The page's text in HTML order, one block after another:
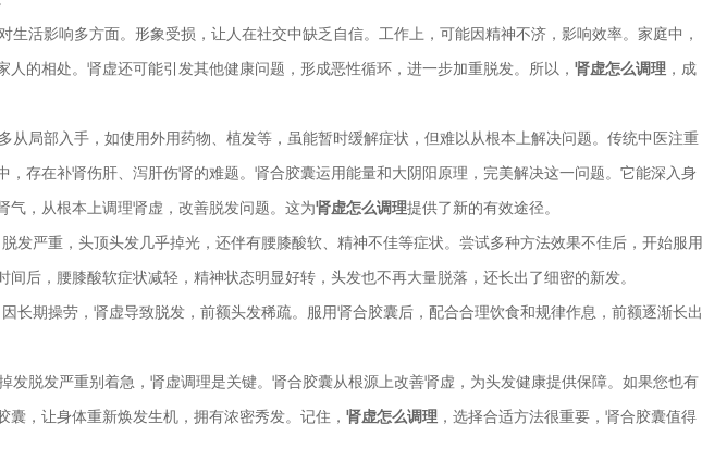
生活影响多方面。形象受损，让人在社交中缺乏自信。工作上，可能因精神不济，影响效率。家庭中，
人的相处。肾虚还可能引发其他健康问题，形成恶性循环，进一步加重脱发。所以， 肾虚怎么调理 ，成
从局部入手，如使用外用药物、植发等，虽能暂时缓解症状，但难以从根本上解决问题。传统中医注重
，存在补肾伤肝、泻肝伤肾的难题。肾合胶囊运用能量和大阴阳原理，完美解决这一问题。它能深入身
气，从根本上调理肾虚，改善脱发问题。这为肾虚怎么调理提供了新的有效途径。
发严重，头顶头发几乎掉光，还伴有腰膝酸软、精神不佳等症状。尝试多种方法效果不佳后，开始服用
间后，腰膝酸软症状减轻，精神状态明显好转，头发也不再大量脱落，还长出了细密的新发。
长期操劳，肾虚导致脱发，前额头发稀疏。服用肾合胶囊后，配合合理饮食和规律作息，前额逐渐长出
发脱发严重别着急，肾虚调理是关键。肾合胶囊从根源上改善肾虚，为头发健康提供保障。如果您也有
囊，让身体重新焕发生机，拥有浓密秀发。记住， 肾虚怎么调理 ，选择合适方法很重要，肾合胶囊值得